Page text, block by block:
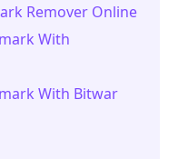
Remover Online
With
With Bitwar